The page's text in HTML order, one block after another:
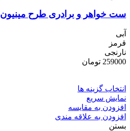
ست خواهر و برادری طرح مینیون te163
آبی
قرمز
نارنجی
259000 تومان
انتخاب گزینه ها
نمایش سریع
افزودن به مقایسه
افزودن به علاقه مندی
بستن